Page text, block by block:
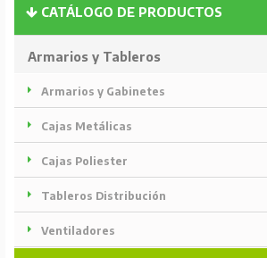
CATÁLOGO DE PRODUCTOS
Armarios y Tableros
Armarios y Gabinetes
Cajas Metálicas
Cajas Poliester
Tableros Distribución
Ventiladores